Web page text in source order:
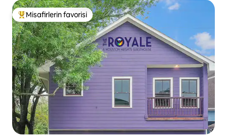
Misafirlerin favorilerinden en beğenilenler arasında
Misafirlerin favorisi